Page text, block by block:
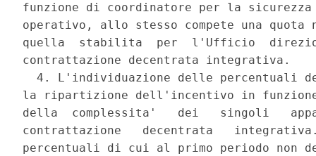
funzione di coordinatore per la
operativo, allo stesso compete una
quella  stabilita  per  l'Ufficio
contrattazione decentrata integrativa.
4. L'individuazione delle percentuali
la ripartizione dell'incentivo in
della  complessita'   dei   singoli
contrattazione   decentrata
percentuali di cui al primo periodo non